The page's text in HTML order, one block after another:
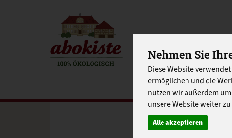
Nehmen Sie
Diese Website
ermöglichen und die
nutzen wir außerdem
unsere Website weiter
Alle akzeptieren
EINKAUFEN
EU-